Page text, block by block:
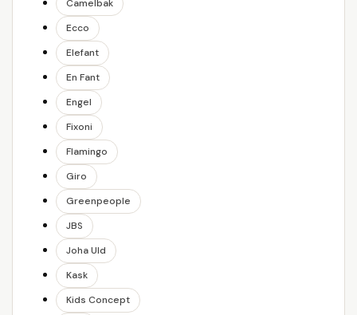
Camelbak
Ecco
Elefant
En Fant
Engel
Fixoni
Flamingo
Giro
Greenpeople
JBS
Joha Uld
Kask
Kids Concept